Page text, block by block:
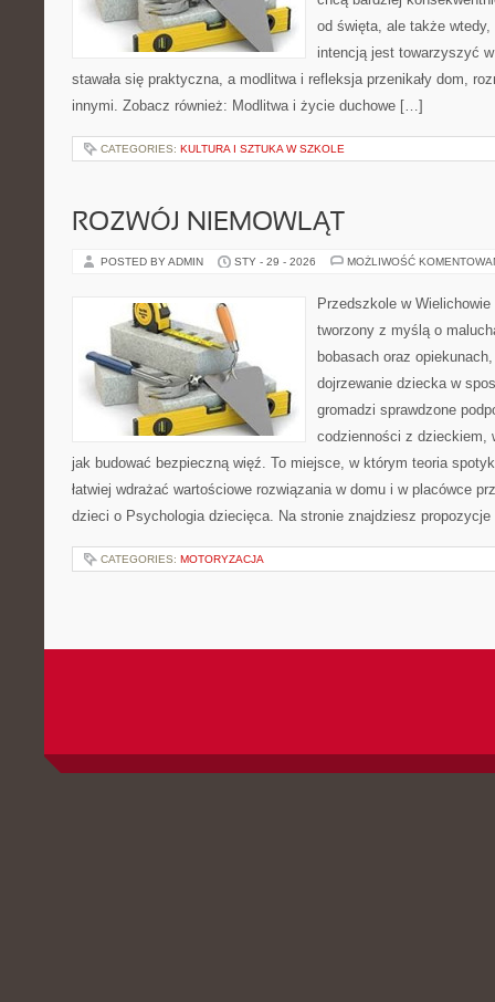
od święta, ale także
intencją jest towarzyszyć
stawała się praktyczna, a modlitwa i refleksja przenikały dom,
innymi. Zobacz również: Modlitwa i życie duchowe […]
CATEGORIES: KULTURA I SZTUKA W SZKOLE
ROZWÓJ NIEMOWLĄT
POSTED BY ADMIN STY - 29 - 2026 MOŻLIWOŚĆ
Przedszkole w
tworzony z myślą o
bobasach oraz
dojrzewanie dziecka w
gromadzi sprawdzone
codzienności z dzieckiem,
jak budować bezpieczną więź. To miejsce, w którym teoria
łatwiej wdrażać wartościowe rozwiązania w domu i w placówce
dzieci o Psychologia dziecięca. Na stronie znajdziesz
CATEGORIES: MOTORYZACJA